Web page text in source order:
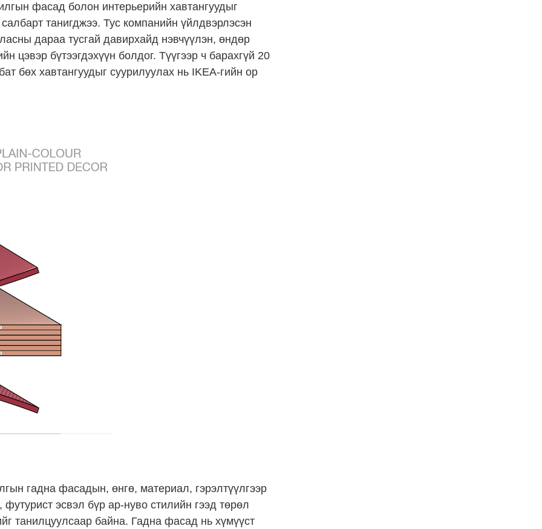
фасад болон интерьерийн хавтангуудыг
танигджээ. Тус компанийн үйлдвэрлэсэн
дараа тусгай давирхайд нэвчүүлэн, өндөр
цэвэр бүтээгдэхүүн болдог. Түүгээр ч барахгүй 20
бөх хавтангуудыг суурилуулах нь IKEA-гийн ор
гадна фасадын, өнгө, материал, гэрэлтүүлгээр
эсвэл бүр ар-нуво стилийн гээд төрөл
танилцуулсаар байна. Гадна фасад нь хүмүүст